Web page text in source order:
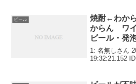
ビール
焼酎←わか
からん ワ
ビール・発
い！！！
1: 名無しさん
19:32:21.152